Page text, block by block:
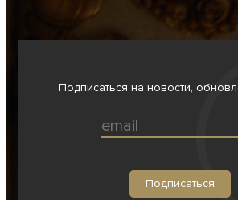
Подписаться на новости,